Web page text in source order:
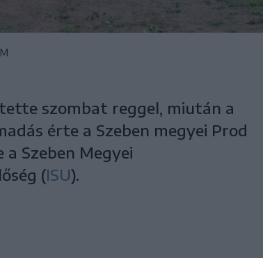
szombat reggel, miután a
érte a Szeben megyei Prod
Szeben Megyei
(ISU).